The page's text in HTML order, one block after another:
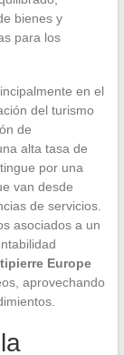
bienes y
para los
en el
del turismo
de
alta tasa de
por una
van desde
de servicios.
asociados a un
Europe
aprovechando